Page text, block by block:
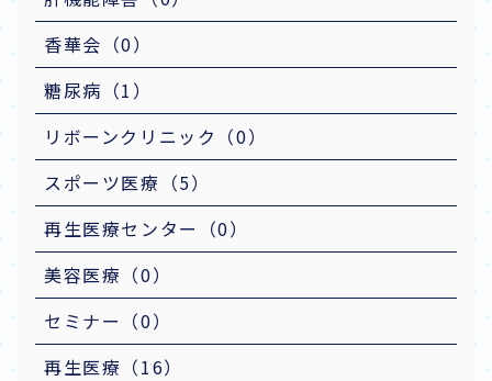
香華会（0）
糖尿病（1）
リボーンクリニック（0）
スポーツ医療（5）
再生医療センター（0）
美容医療（0）
セミナー（0）
再生医療（16）